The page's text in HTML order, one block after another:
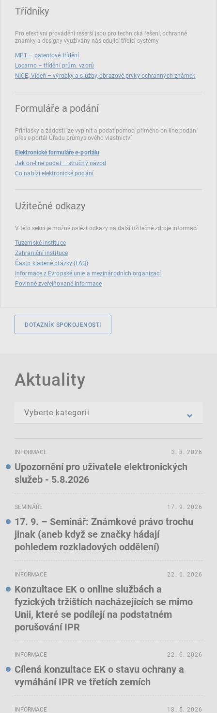
Třídníky
Pro efektivní provádění rešerší jsou pro technická řešení, ochranné
známky a designy využívány následující třídící systémy
MPT – patentové třídění
Locarno – třídění prům. vzorů
NICE, Vídeň – výrobky a služby, obrazové prvky ochranných známek
Formuláře a podání
Přihlášky a žádosti lze vyplnit a podat pomocí přímého on‑line podání
přes e‑portál Úřadu průmyslového vlastnictví
Elektronické formuláře e-portálu
Jak on-line podat – stručný návod
Co nabízí elektronické podání
Užitečné odkazy
V této sekci je možné nalézt odkazy na další užitečné zdroje informací
Tuzemské instituce
Zahraniční instituce
Často kladené otázky (FAQ)
Informace z Evropské unie a mezinárodních organizací
Povinně zveřejňované informace
DOTAZNÍK SPOKOJENOSTI
Aktuality
INFORMACE
Upozornění pro uživatele elektronických
služeb - 5.8.2026
3. 8. 2026
SEMINÁŘE
17. 9. – Seminář: Známkové právo trochu
jinak (aneb když se značky hádají
pohledem rozkladových oddělení)
17. 9. 2026
INFORMACE
Konzultace EK o online službách a
fyzických tržištích nacházejících se mimo
Unii, které se podílejí na podstatném
porušování IPR
22. 6. 2026
INFORMACE
Cílená konzultace EK o stavu ochrany a
vymáhání IPR ve třetích zemích
22. 6. 2026
INFORMACE 18. 5. 2026